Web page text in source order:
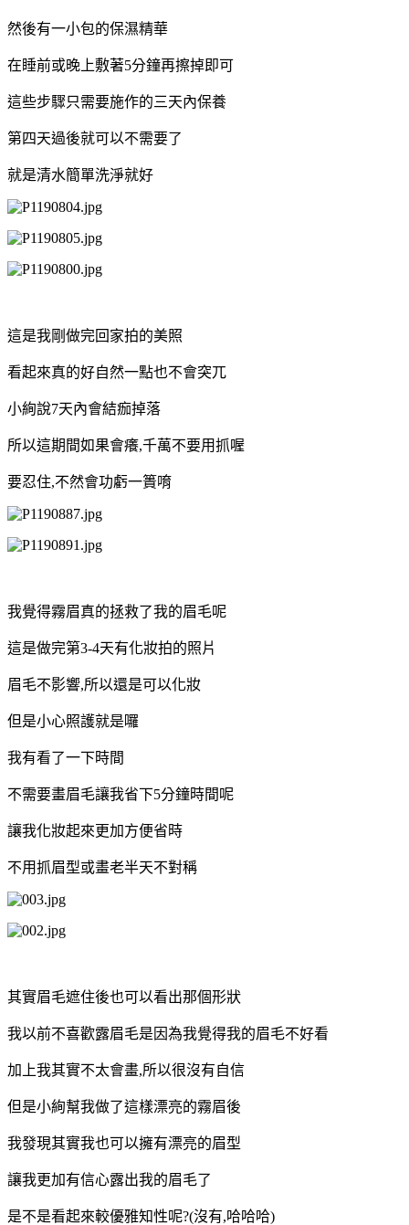
然後有一小包的保濕精華
在睡前或晚上敷著5分鐘再擦掉即可
這些步驟只需要施作的三天內保養
第四天過後就可以不需要了
就是清水簡單洗淨就好
這是我剛做完回家拍的美照
看起來真的好自然一點也不會突兀
小絢說7天內會結痂掉落
所以這期間如果會癢,千萬不要用抓喔
要忍住,不然會功虧一簣唷
我覺得霧眉真的拯救了我的眉毛呢
這是做完第3-4天有化妝拍的照片
眉毛不影響,所以還是可以化妝
但是小心照護就是囉
我有看了一下時間
不需要畫眉毛讓我省下5分鐘時間呢
讓我化妝起來更加方便省時
不用抓眉型或畫老半天不對稱
其實眉毛遮住後也可以看出那個形狀
我以前不喜歡露眉毛是因為我覺得我的眉毛不好看
加上我其實不太會畫,所以很沒有自信
但是小絢幫我做了這樣漂亮的霧眉後
我發現其實我也可以擁有漂亮的眉型
讓我更加有信心露出我的眉毛了
是不是看起來較優雅知性呢?(沒有,哈哈哈)